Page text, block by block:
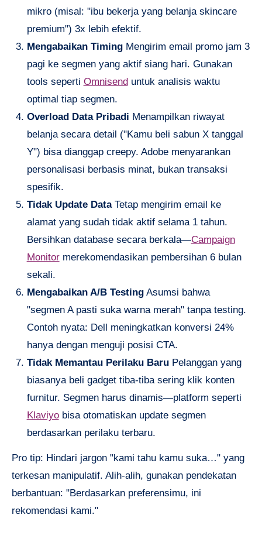
mikro (misal: "ibu bekerja yang belanja skincare
premium") 3x lebih efektif.
Mengabaikan TimingMengirim email promo jam 3
pagi ke segmen yang aktif siang hari. Gunakan
tools seperti Omnisenduntuk analisis waktu
optimal tiap segmen.
Overload Data Pribadi Menampilkan riwayat
belanja secara detail ("Kamu beli sabun X tanggal
Y") bisa dianggap creepy. Adobe menyarankan
personalisasi berbasis minat, bukan transaksi
spesifik.
Tidak Update DataTetap mengirim email ke
alamat yang sudah tidak aktif selama 1 tahun.
Bersihkan database secara berkala—Campaign
Monitormerekomendasikan pembersihan 6 bulan
sekali.
Mengabaikan A/B TestingAsumsi bahwa
"segmen A pasti suka warna merah" tanpa testing.
Contoh nyata: Dell meningkatkan konversi 24%
hanya dengan menguji posisi CTA.
Tidak Memantau Perilaku BaruPelanggan yang
biasanya beli gadget tiba-tiba sering klik konten
furnitur. Segmen harus dinamis—platform seperti
Klaviyobisa otomatiskan update segmen
berdasarkan perilaku terbaru.
Pro tip: Hindari jargon "kami tahu kamu suka…" yang
terkesan manipulatif. Alih-alih, gunakan pendekatan
berbantuan: "Berdasarkan preferensimu, ini
rekomendasi kami."